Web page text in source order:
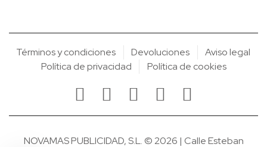
Términos y condiciones Devoluciones
Aviso legal
Política de privacidad
Política de cookies
NOVAMAS PUBLICIDAD, S.L. © 2026 | Calle Esteban